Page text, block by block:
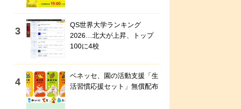
QS世界大学ランキング
2026…北大が上昇、トップ
100に4校
ベネッセ、園の活動支援「生
活習慣応援セット」無償配布